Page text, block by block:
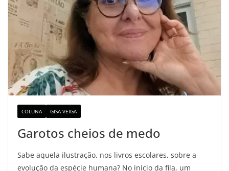
COLUNA GISA VEIGA
Garotos cheios de medo
Sabe aquela ilustração, nos livros escolares, sobre a
evolução da espécie humana? No início da fila, um